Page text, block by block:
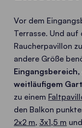
Vor dem
Terrasse. Und auf
Raucherpavillon
andere Größe
weitläufigem
zu einem
den Balkon
2x2 m, 3x1,5 m und